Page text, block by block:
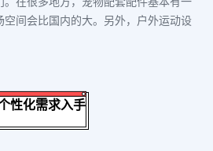
间会比国内的大。另外， 户外运动设
性化需求入手